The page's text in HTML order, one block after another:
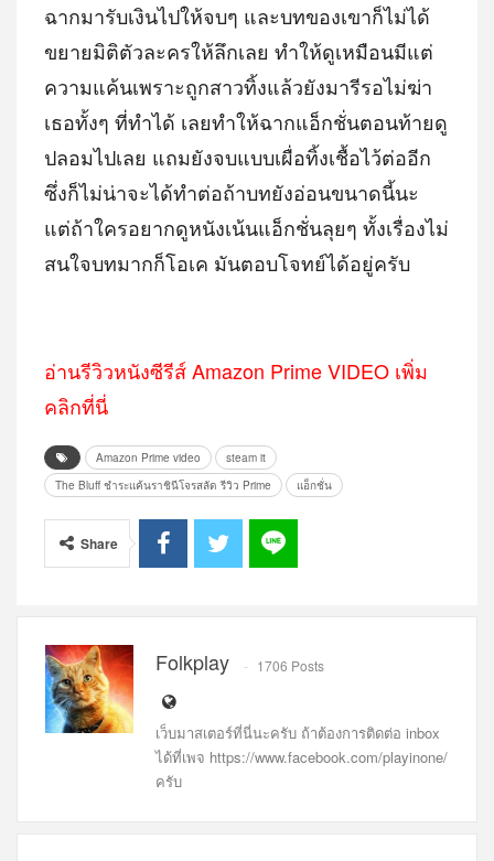
ฉากมารับเงินไปให้จบๆ และบทของเขาก็ไม่ได้
ขยายมิติตัวละครให้ลึกเลย ทำให้ดูเหมือนมีแต่
ความแค้นเพราะถูกสาวทิ้งแล้วยังมารีรอไม่ฆ่า
เธอทั้งๆ ที่ทำได้ เลยทำให้ฉากแอ็กชั่นตอนท้ายดู
ปลอมไปเลย แถมยังจบแบบเผื่อทิ้งเชื้อไว้ต่ออีก
ซึ่งก็ไม่น่าจะได้ทำต่อถ้าบทยังอ่อนขนาดนี้นะ
แต่ถ้าใครอยากดูหนังเน้นแอ็กชั่นลุยๆ ทั้งเรื่องไม่
สนใจบทมากก็โอเค มันตอบโจทย์ได้อยู่ครับ
อ่านรีวิวหนังซีรีส์ Amazon Prime VIDEO เพิ่ม
คลิกที่นี่
Amazon Prime video
steam it
The Bluff ชำระแค้นราชินีโจรสลัด รีวิว Prime
แอ็กชั่น
Share
Folkplay 1706 Posts
เว็บมาสเตอร์ที่นี่นะครับ ถ้าต้องการติดต่อ inbox
ได้ที่เพจ https://www.facebook.com/playinone/
ครับ